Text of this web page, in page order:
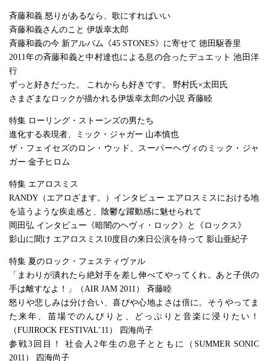
斉藤和義 怒りがあるなら、歌にすればいい
斉藤和義さんのこと 伊坂幸太郎
斉藤和義の今 新アルバム《45 STONES》に寄せて 徳田駆香里
2011年の斉藤和義と中村達也による息の合ったデュエット 池田洋
行
ずっと好きだった。 これからも好きです。 野村氏×太田氏
さまざまなロックが描かれる伊坂幸太郎の小説 斉藤睦
特集 ローリング・ストーンズの男たち
進化する表現者、ミック・ジャガー 山本慎也
ザ・フェイセズのロン・ウッド、スーパーヘヴィのミック・ジャ
ガー 金子ヒロム
特集 エアロスミス
RANDY（エアロざます。）インタビュー エアロスミスにおける地
を這うような疾走感と、陰鬱な躍動感に魅せられて
岡田弘 インタビュー《暗闇のヘヴィ・ロック》と《ロックス》
影山に聞け エアロスミス10度目の来日公演を待って 影山亜紀子
特集 夏のロック・フェスティヴァル
「まわりが潰れたら絶対手を差し伸べてやってくれ。あと子供の
手は離すなよ！」（AIR JAM 2011） 斉藤睦
怒りや悲しみは分け合い、喜びや心地よさは倍に。そうやってま
た来年、苗場でのんびりと、どっぷりと音楽に浸りたい！
（FUJIROCK FESTIVAL’11） 四海尚子
参戦3回目！ 社会人2年生の息子とともに（SUMMER SONIC
2011） 四海尚子